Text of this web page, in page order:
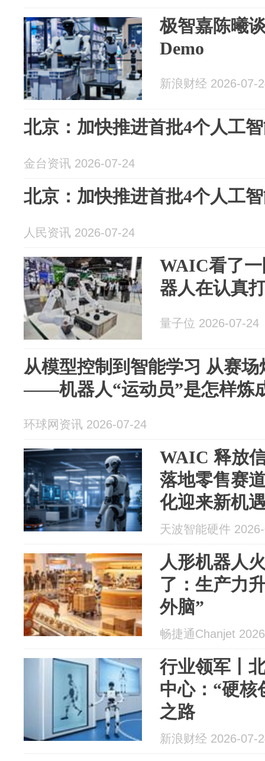
极智嘉陈曦
Demo
新浪财经 2026-07-
北京：加快推进首批4个人工
金台资讯 2026-07-24
北京：加快推进首批4个人工
人民资讯 2026-07-24
WAIC看了
器人在认真
量子位 2026-07-24
从模型控制到智能学习 从赛
——机器人“运动员”是怎样炼
环球网资讯 2026-07-24
WAIC 释放
落地零售赛
化迎来新机
天波智能硬件
人形机器人
了：生产力
外脑”
畅捷通Chanjet
行业领军丨
中心：“硬核
之路
新浪财经 2026-07-